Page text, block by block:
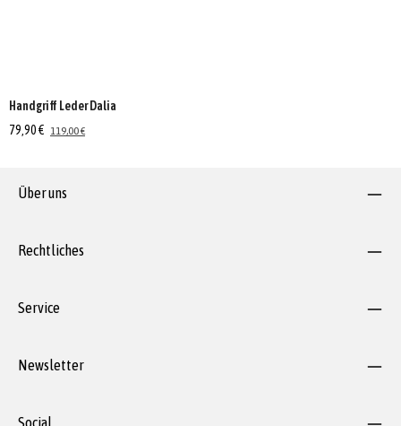
Handgriff Leder Dalia
79,90 € 119,00 €
Über uns
Rechtliches
Service
Newsletter